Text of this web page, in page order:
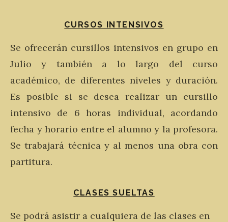
CURSOS INTENSIVOS
Se ofrecerán cursillos intensivos en grupo en
Julio y también a lo largo del curso
académico, de diferentes niveles y duración.
Es posible si se desea realizar un cursillo
intensivo de 6 horas individual, acordando
fecha y horario entre el alumno y la profesora.
Se trabajará técnica y al menos una obra con
partitura.
CLASES SUELTAS
Se podrá asistir a cualquiera de las clases en